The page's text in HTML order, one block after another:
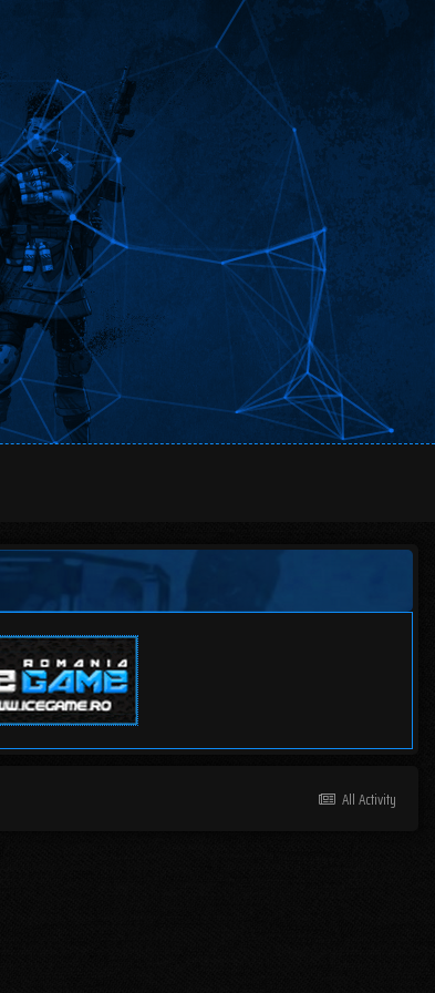
All Activity